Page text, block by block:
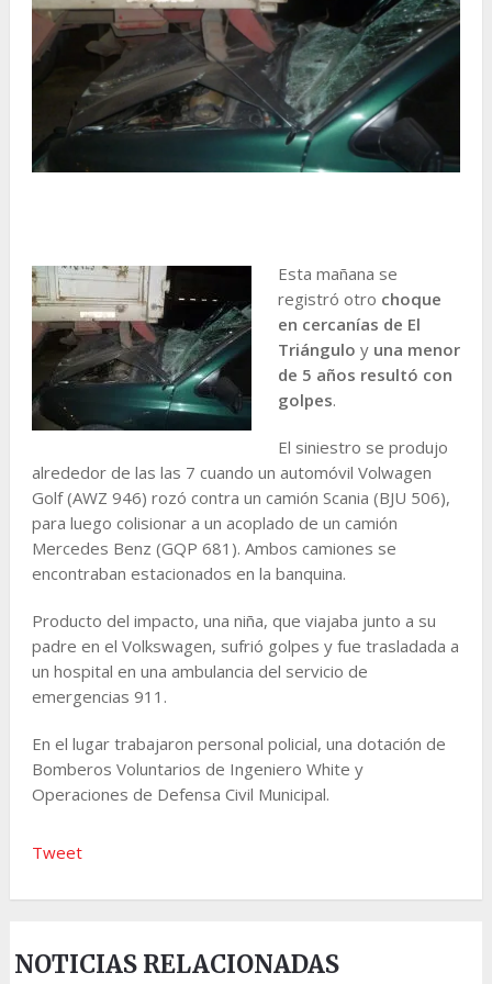
Esta mañana se
registró otro choque
en cercanías de El
Triángulo y una menor
de 5 años resultó con
golpes.
El siniestro se produjo
alrededor de las las 7 cuando un automóvil Volwagen
Golf (AWZ 946) rozó contra un camión Scania (BJU 506),
para luego colisionar a un acoplado de un camión
Mercedes Benz (GQP 681). Ambos camiones se
encontraban estacionados en la banquina.
Producto del impacto, una niña, que viajaba junto a su
padre en el Volkswagen, sufrió golpes y fue trasladada a
un hospital en una ambulancia del servicio de
emergencias 911.
En el lugar trabajaron personal policial, una dotación de
Bomberos Voluntarios de Ingeniero White y
Operaciones de Defensa Civil Municipal.
Tweet
NOTICIAS RELACIONADAS